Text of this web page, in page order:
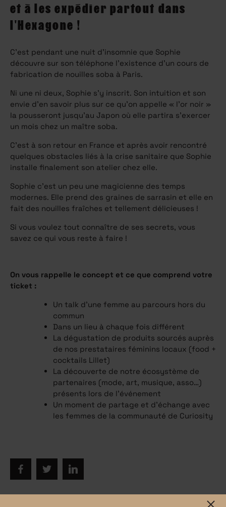
et à les expédier partout dans
l'Hexagone !
C’est pendant une nuit d’insomnie que Sophie
découvre sur son téléphone l’existence d’un cours de
fabrication de nouilles soba à Paris.
Ni une ni deux, Sophie s’y inscrit. Son intuition et son
envie d’en savoir plus sur ce qu’on appelle « l’or noir »
la pousseront jusqu’au Japon où elle partira s’exercer
un mois chez un maître soba.
C’est à son retour en France et après avoir rencontré
quelques obstacles liés à la crise sanitaire que Sophie
installe finalement son atelier chez elle.
Sophie c’est un peu une magicienne des temps
modernes. Elle prend des graines de sarrasin et elle en
fait des nouilles fraîches et tellement délicieuses !
Si vous voulez tout connaître de ses secrets, vous
savez ce qui vous reste à faire !
On vous rappelle le concept et ce que comprend votre
ticket :
Un talk d’une femme au parcours hors du
commun
Dans un lieu à chaque fois différent
La dégustation de produits sourcés auprès
de nos prestataires féminins locaux (food +
cocktails Lillet)
La découverte de notre écosystème de
partenaires (mode, art, musique, asso…)
présents lors de l'événement
Un moment de partage et d’échange avec
les femmes de la communauté de Curiosity